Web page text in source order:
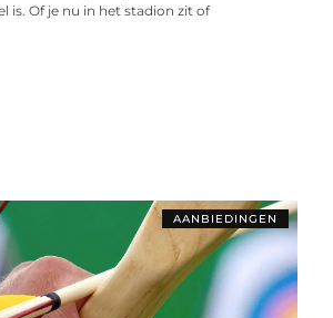
is. Of je nu in het stadion zit of
AANBIEDINGEN